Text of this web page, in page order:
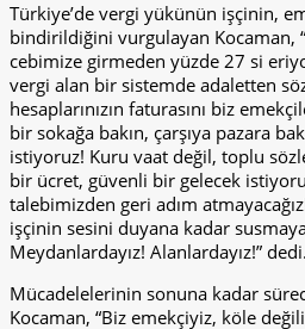
Türkiye’de vergi yükünün işçinin,
bindirildiğini vurgulayan Kocaman,
cebimize girmeden yüzde 27 si
vergi alan bir sistemde adaletten
hesaplarınızın faturasını biz
bir sokağa bakın, çarşıya pazara
istiyoruz! Kuru vaat değil, toplu
bir ücret, güvenli bir gelecek
talebimizden geri adım
işçinin sesini duyana kadar
Meydanlardayız! Alanlardayız!” dedi.
Mücadelelerinin sonuna kadar
Kocaman, “Biz emekçiyiz, köle